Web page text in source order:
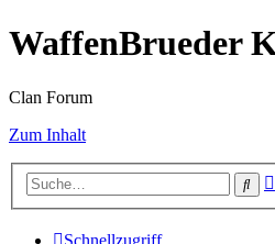
WaffenBrueder
Clan Forum
Zum Inhalt